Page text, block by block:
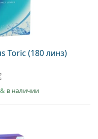
Toric (180 линз)
& в наличии